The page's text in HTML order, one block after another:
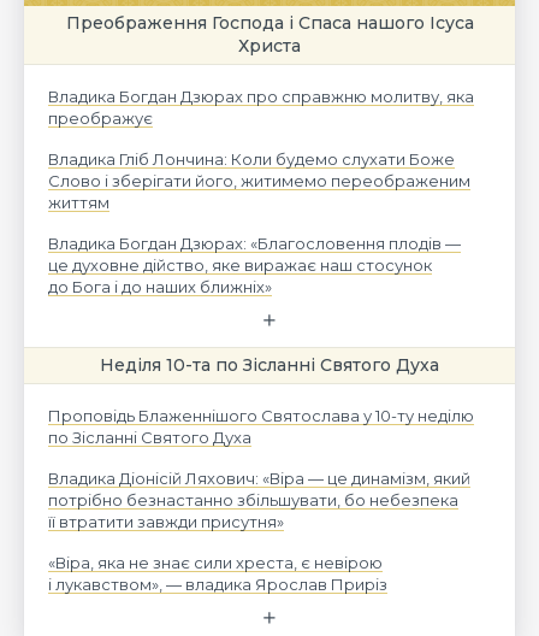
Преображення Господа і Спаса нашого Ісуса
Христа
Владика Богдан Дзюрах про справжню молитву, яка
преображує
Владика Гліб Лончина: Коли будемо слухати Боже
Слово і зберігати його, житимемо переображеним
життям
Владика Богдан Дзюрах: «Благословення плодів —
це духовне дійство, яке виражає наш стосунок
до Бога і до наших ближніх»
Неділя 10-та по Зісланні Святого Духа
Проповідь Блаженнішого Святослава у 10-ту неділю
по Зісланні Святого Духа
Владика Діонісій Ляхович: «Віра — це динамізм, який
потрібно безнастанно збільшувати, бо небезпека
її втратити завжди присутня»
«Віра, яка не знає сили хреста, є невірою
і лукавством», — владика Ярослав Приріз